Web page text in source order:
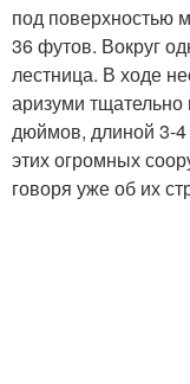
под поверхностью
36 футов. Вокруг
лестница. В ходе
аризуми
дюймов, длиной 3-4
этих огромных
говоря уже об их